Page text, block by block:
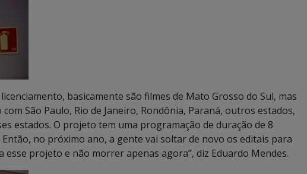
basicamente são filmes de Mato Grosso do Sul, mas
São Paulo, Rio de Janeiro, Rondônia, Paraná, outros estados,
estados. O projeto tem uma programação de duração de 8
Então, no próximo ano, a gente vai soltar de novo os editais para
esse projeto e não morrer apenas agora”, diz Eduardo Mendes.